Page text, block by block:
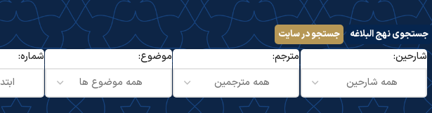
جستجوی نهج البلاغه جستجو در سایت
شارحین: مترجم: موضوع: شماره: